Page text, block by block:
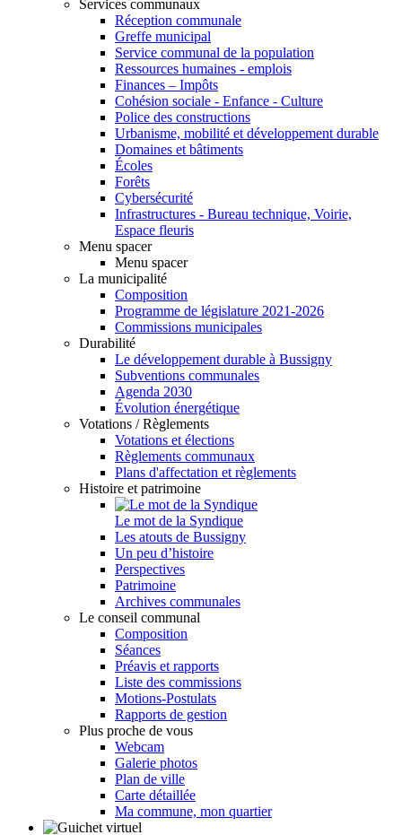
Services communaux
Réception communale
Greffe municipal
Service communal de la population
Ressources humaines - emplois
Finances – Impôts
Cohésion sociale - Enfance - Culture
Police des constructions
Urbanisme, mobilité et développement durable
Domaines et bâtiments
Écoles
Forêts
Cybersécurité
Infrastructures - Bureau technique, Voirie,
Espace fleuris
Menu spacer
Menu spacer
La municipalité
Composition
Programme de législature 2021-2026
Commissions municipales
Durabilité
Le développement durable à Bussigny
Subventions communales
Agenda 2030
Évolution énergétique
Votations / Règlements
Votations et élections
Règlements communaux
Plans d'affectation et règlements
Histoire et patrimoine
Le mot de la Syndique
Les atouts de Bussigny
Un peu d’histoire
Perspectives
Patrimoine
Archives communales
Le conseil communal
Composition
Séances
Préavis et rapports
Liste des commissions
Motions-Postulats
Rapports de gestion
Plus proche de vous
Webcam
Galerie photos
Plan de ville
Carte détaillée
Ma commune, mon quartier